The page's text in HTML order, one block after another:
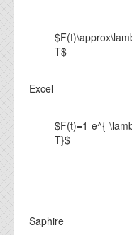
テクノロジ
ブログテーマ
ご希望の方は、お
資料閲覧パスワー
ログインをお願い
名は
Excel
T$
$F(t)=1-e^{-
T}$
Saphire